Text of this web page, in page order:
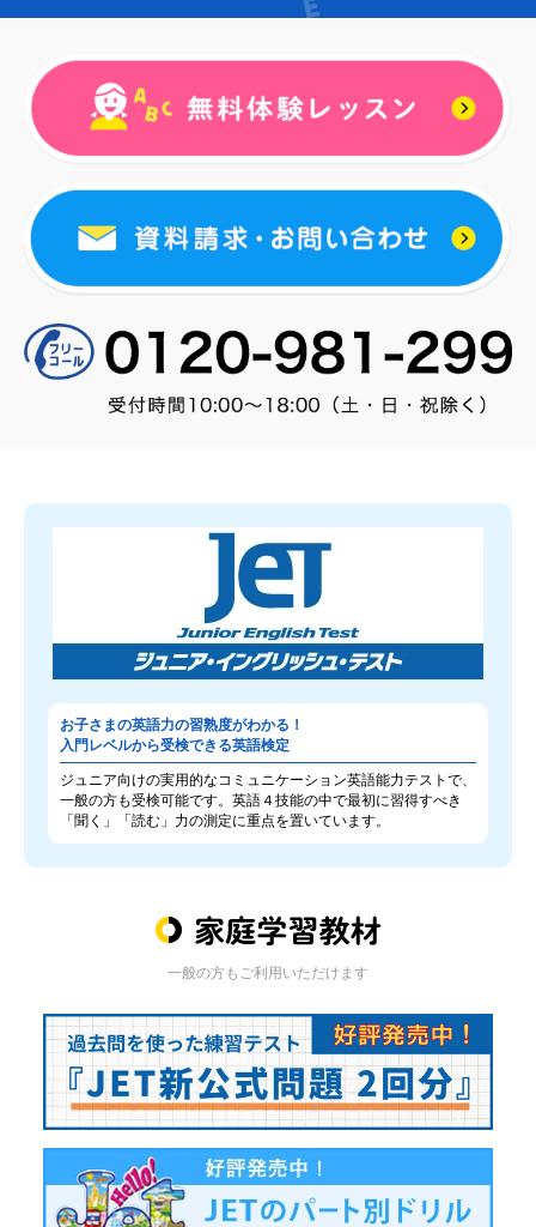
お子さまの英語力の習熟度がわかる！
入門レベルから受検できる英語検定
ジュニア向けの実用的なコミュニケーション英語能力テストで、
一般の方も受検可能です。英語４技能の中で最初に習得すべき
「聞く」「読む」力の測定に重点を置いています。
一般の方もご利用いただけます